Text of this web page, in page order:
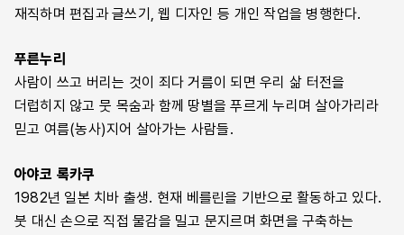
재직하며 편집과 글쓰기, 웹 디자인 등 개인 작업을 병행한다.
푸른누리
사람이 쓰고 버리는 것이 죄다 거름이 되면 우리 삶 터전을
더럽히지 않고 뭇 목숨과 함께 땅별을 푸르게 누리며 살아가리라
믿고 여름(농사)지어 살아가는 사람들.
아야코 록카쿠
1982년 일본 치바 출생. 현재 베를린을 기반으로 활동하고 있다.
붓 대신 손으로 직접 물감을 밀고 문지르며 화면을 구축하는